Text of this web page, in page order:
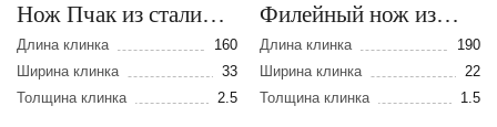
Нож Пчак из стали
95Х18
Длина клинка
160
Ширина клинка
33
Толщина клинка
2.5
Филейный нож из
стали N690
Длина клинка
190
Ширина клинка
22
Толщина клинка
1.5